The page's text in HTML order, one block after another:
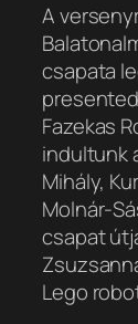
A
csapata
Fazekas
indultunk
Mihály,
Molnár-
csapat
Lego